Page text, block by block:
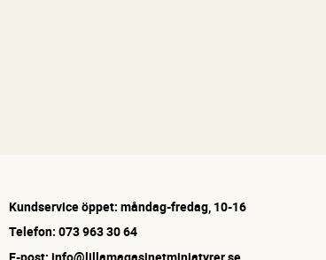
Kundservice öppet: måndag-fredag, 10-16
Telefon: 073 963 30 64